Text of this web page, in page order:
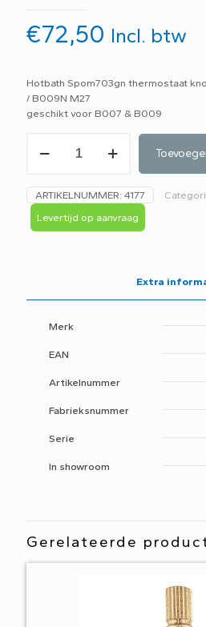
€72,50 Incl. btw
Hotbath Spom703gn thermostaat
/ B009N M27
geschikt voor B007 & B009
Spom703gn
knop
Buddy
new
B007N
ARTIKELNUMMER: 4177
Levertijd op aanvraag
Extra
Merk
EAN
Artikelnummer
Fabrieksnummer
Serie
In showroom
Gerelateerde